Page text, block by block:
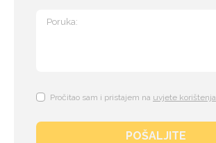
Pročitao sam i pristajem na uvjete korištenja
POŠALJITE